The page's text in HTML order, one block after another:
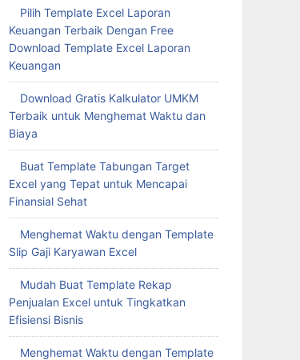
Pilih Template Excel Laporan
Keuangan Terbaik Dengan Free
Download Template Excel Laporan
Keuangan
Download Gratis Kalkulator UMKM
Terbaik untuk Menghemat Waktu dan
Biaya
Buat Template Tabungan Target
Excel yang Tepat untuk Mencapai
Finansial Sehat
Menghemat Waktu dengan Template
Slip Gaji Karyawan Excel
Mudah Buat Template Rekap
Penjualan Excel untuk Tingkatkan
Efisiensi Bisnis
Menghemat Waktu dengan Template